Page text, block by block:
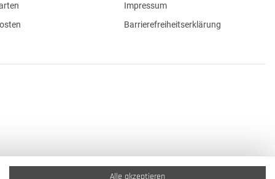
Impressum
Barrierefreiheitserklärung
Alle akzeptieren